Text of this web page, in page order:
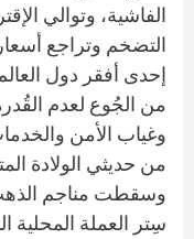
الفاشية، وتوالي
التضخم وتراجع
إحدى أفقر دول
من الجُوع لعدم
وغياب الأمن
من حديثي الولادة
وسقطت مناجم
سِتر العملة المحلية